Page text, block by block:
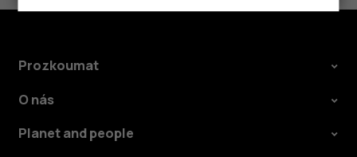
Prozkoumat
O nás
Planet and people